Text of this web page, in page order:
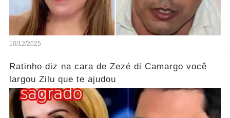
10/12/2025
Ratinho diz na cara de Zezé di Camargo você
largou Zilu que te ajudou